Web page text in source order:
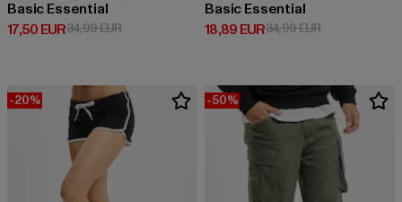
Basic Essential
17,50 EUR
Derzeitiger Preis: 17,50 EUR
34,99 EURAktionspreis: 34,99 EUR
Basic Essential
18,89 EUR
Derzeitiger Preis: 18,89 EUR
34,99 EURAktionspreis:
-20% -50%